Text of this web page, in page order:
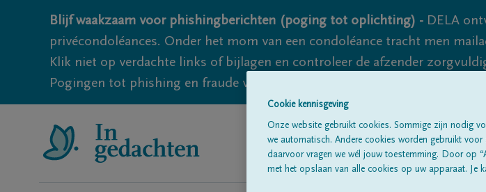
Blijf waakzaam voor phishingberichten (poging tot oplichting) - DELA
privécondoléances. Onder het mom van een condoléance tracht men
Klik niet op verdachte links of bijlagen en controleer de afzender
Pogingen tot phishing en fraude vallen echter nooit volledig uit te sluiten,
Cookie kennisgeving
Onze website gebruikt cookies. Sommige zijn nodig
we automatisch. Andere cookies worden gebruikt
daarvoor vragen we wél jouw toestemming. Door op
met het opslaan van alle cookies op uw apparaat. Je